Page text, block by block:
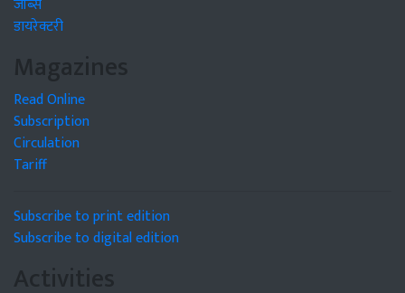
डायरेक्टरी
Magazines
Read Online
Subscription
Circulation
Tariff
Subscribe to print edition
Subscribe to digital edition
Activities